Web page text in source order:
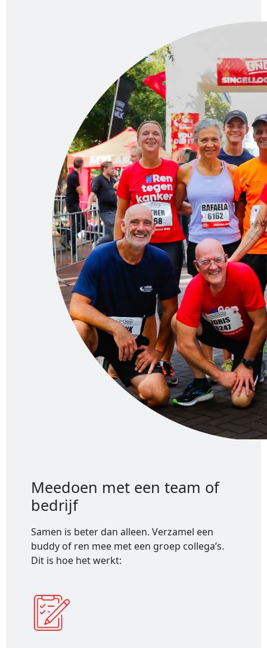
Meedoen met een team of
bedrijf
Samen is beter dan alleen. Verzamel een
buddy of ren mee met een groep collega’s.
Dit is hoe het werkt: